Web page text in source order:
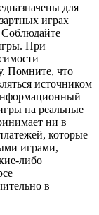
для
играх
Соблюдайте
При
Помните, что
источником
на реальные
ни в
которые
играми,
либо
в